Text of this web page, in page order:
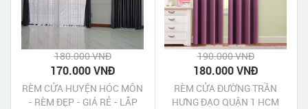
180.000 VNĐ
170.000 VNĐ
RÈM CỬA HUYỆN HÓC MÔN
- RÈM ĐẸP - GIÁ RẺ - LẮP
190.000 VNĐ
180.000 VNĐ
RÈM CỬA ĐƯỜNG TRẦN
HƯNG ĐẠO QUẬN 1 HCM